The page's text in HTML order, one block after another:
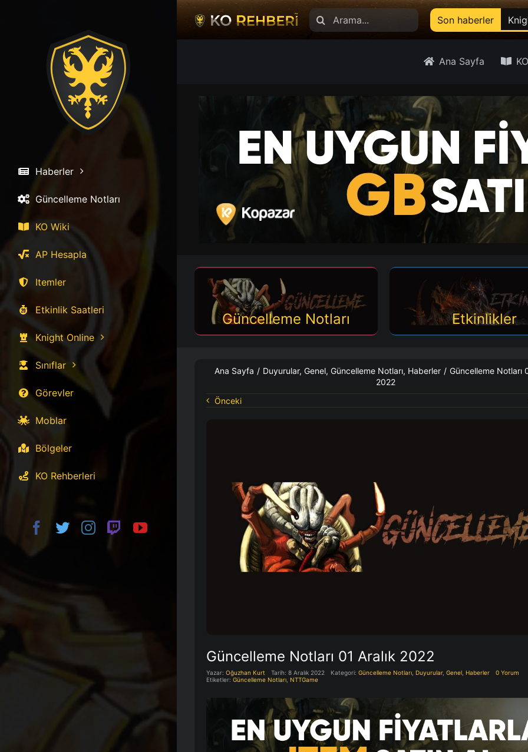
Haberler
Güncelleme Notları
KO Wiki
AP Hesapla
Itemler
Etkinlik Saatleri
Knight Online
Sınıflar
Görevler
Moblar
Bölgeler
KO Rehberleri
Search
for:
Son haberler
Ana Sayfa
Güncelleme Notları Etkinlikler
Ana Sayfa / Duyurular, Genel, Güncelleme Notları, Haberler / Güncelleme Notları
2022
Önceki
Güncelleme Notları 01 Aralık 2022
Yazar: Oğuzhan Kurt Tarih: 8 Aralık 2022 Kategori: Güncelleme Notları Duyurular, Genel Haberler
0 Yorum
Etiketler: Güncelleme Notları NTTGame